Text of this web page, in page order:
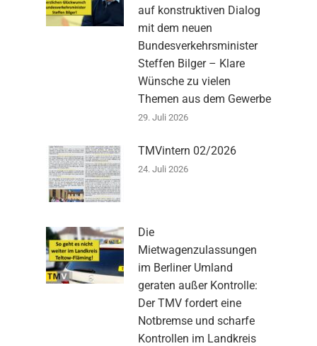
auf konstruktiven Dialog
mit dem neuen
Bundesverkehrsminister
Steffen Bilger – Klare
Wünsche zu vielen
Themen aus dem Gewerbe
29. Juli 2026
TMVintern 02/2026
24. Juli 2026
Die
Mietwagenzulassungen
im Berliner Umland
geraten außer Kontrolle:
Der TMV fordert eine
Notbremse und scharfe
Kontrollen im Landkreis